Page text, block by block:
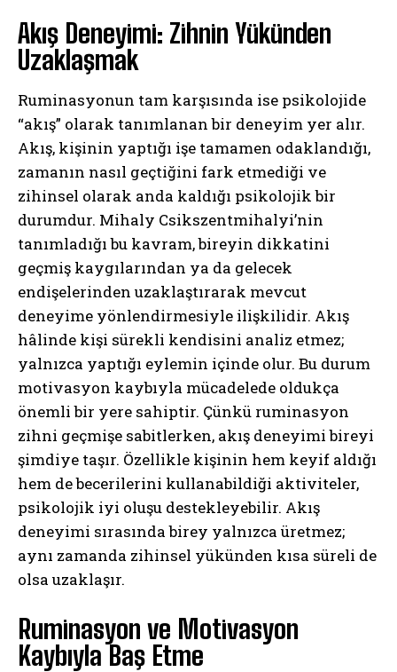
Akış Deneyimi: Zihnin Yükünden
Uzaklaşmak
Ruminasyonun tam karşısında ise psikolojide
“akış” olarak tanımlanan bir deneyim yer alır.
Akış, kişinin yaptığı işe tamamen odaklandığı,
zamanın nasıl geçtiğini fark etmediği ve
zihinsel olarak anda kaldığı psikolojik bir
durumdur. Mihaly Csikszentmihalyi’nin
tanımladığı bu kavram, bireyin dikkatini
geçmiş kaygılarından ya da gelecek
endişelerinden uzaklaştırarak mevcut
deneyime yönlendirmesiyle ilişkilidir. Akış
hâlinde kişi sürekli kendisini analiz etmez;
yalnızca yaptığı eylemin içinde olur. Bu durum
motivasyon kaybıyla mücadelede oldukça
önemli bir yere sahiptir. Çünkü ruminasyon
zihni geçmişe sabitlerken, akış deneyimi bireyi
şimdiye taşır. Özellikle kişinin hem keyif aldığı
hem de becerilerini kullanabildiği aktiviteler,
psikolojik iyi oluşu destekleyebilir. Akış
deneyimi sırasında birey yalnızca üretmez;
aynı zamanda zihinsel yükünden kısa süreli de
olsa uzaklaşır.
Ruminasyon ve Motivasyon
Kaybıyla Baş Etme